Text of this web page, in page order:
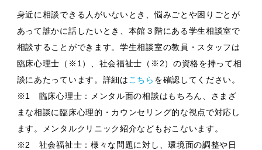
身近に相談できる人がいないとき、悩みごとや困りごとが
あって誰かに話したいとき、本館３階にある学生相談室で
相談することができます。学生相談室の教員・スタッフは
臨床心理士（※1）、社会福祉士（※2）の資格を持って相
談にあたっています。詳細は こちら を確認してください。
※1 臨床心理士：メンタル面の相談はもちろん、さまざ
まな相談に臨床心理的・カウンセリング的な視点で対応し
ます。メンタルクリニック紹介などもおこないます。
※2 社会福祉士：様々な問題に対し、環境面の調整や日